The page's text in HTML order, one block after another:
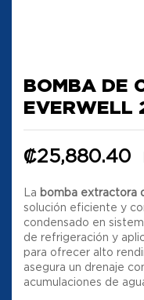
BOMBA DE
EVERWELL
₡25,880.40
La bomba extractora
solución eficiente y
condensado en
de refrigeración y
para ofrecer alto
asegura un drenaje
acumulaciones de